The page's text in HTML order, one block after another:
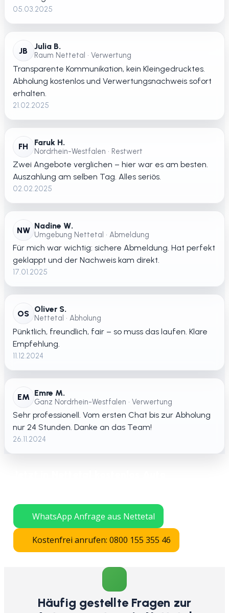
05.03.2025
JB Julia B.
Raum Nettetal • Verwertung
Transparente Kommunikation, kein Kleingedrucktes.
Abholung kostenlos und Verwertungsnachweis sofort
erhalten.
21.02.2025
FH Faruk H.
Nordrhein-Westfalen • Restwert
Zwei Angebote verglichen – hier war es am besten.
Auszahlung am selben Tag. Alles seriös.
02.02.2025
NW Nadine W.
Umgebung Nettetal • Abmeldung
Für mich war wichtig: sichere Abmeldung. Hat perfekt
geklappt und der Nachweis kam direkt.
17.01.2025
OS Oliver S.
Nettetal • Abholung
Pünktlich, freundlich, fair – so muss das laufen. Klare
Empfehlung.
11.12.2024
EM Emre M.
Ganz Nordrhein-Westfalen • Verwertung
Sehr professionell. Vom ersten Chat bis zur Abholung
nur 24 Stunden. Danke an das Team!
26.11.2024
WhatsApp Anfrage aus Nettetal
Kostenfrei anrufen: 0800 155 355 46
Häufig gestellte Fragen zur